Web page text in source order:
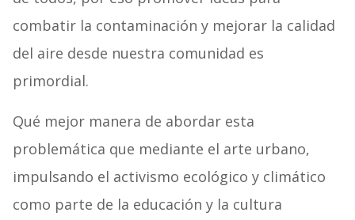
combatir la contaminación y mejorar la calidad
del aire desde nuestra comunidad es
primordial.
Qué mejor manera de abordar esta
problemática que mediante el arte urbano,
impulsando el activismo ecológico y climático
como parte de la educación y la cultura